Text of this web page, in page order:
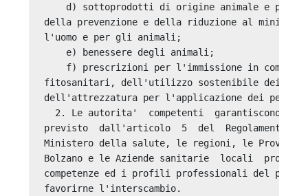
d) sottoprodotti di origine animale e
della prevenzione e della riduzione al minimo
l'uomo e per gli animali;
    e) benessere degli animali;
f) prescrizioni per l'immissione in
fitosanitari, dell'utilizzo sostenibile dei
dell'attrezzatura per l'applicazione dei
2. Le autorita'  competenti  garantiscono  il
previsto  dall'articolo  5  del
Ministero della salute, le regioni, le Province
Bolzano e le Aziende sanitarie  locali
competenze ed i profili professionali del
favorirne l'interscambio.